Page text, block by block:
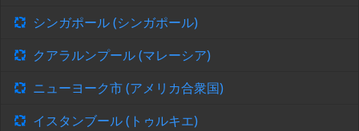
シンガポール (シンガポール)
クアラルンプール (マレーシア)
ニューヨーク市 (アメリカ合衆国)
イスタンブール (トゥルキエ)